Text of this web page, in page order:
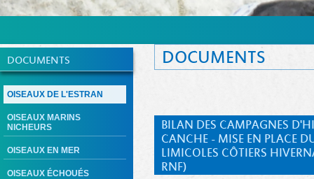
DOCUMENTS
OISEAUX DE L'ESTRAN
OISEAUX MARINS
NICHEURS
OISEAUX EN MER
OISEAUX ÉCHOUÉS
DOCUMENTS
BILAN DES CAMPAGNES
CANCHE - MISE EN PLACE
LIMICOLES CÔTIERS
RNF)